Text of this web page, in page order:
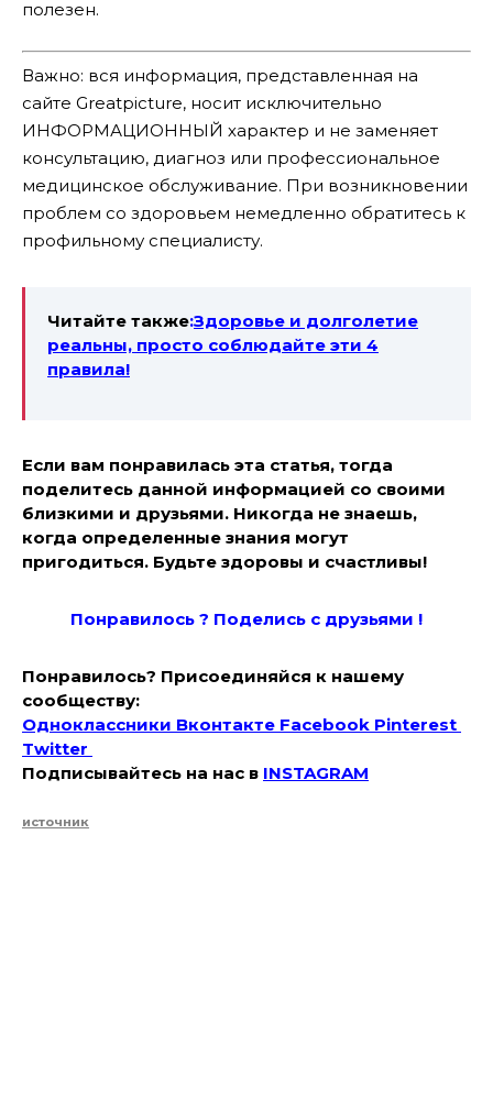
полезен.
Важно: вся информация, представленная на
сайте Greatpicture, носит исключительно
ИНФОРМАЦИОННЫЙ характер и не заменяет
консультацию, диагноз или профессиональное
медицинское обслуживание. При возникновении
проблем со здоровьем немедленно обратитесь к
профильному специалисту.
Читайте также:Здоровье и долголетие
реальны, просто соблюдайте эти 4
правила!
Если вам понравилась эта статья, тогда
поделитесь данной информацией со своими
близкими и друзьями. Никогда не знаешь,
когда определенные знания могут
пригодиться. Будьте здоровы и счастливы!
Понравилось ? Поделись с друзьями !
Понравилось? Присоединяйся к нашему
сообществу:
Одноклассники Вконтакте Facebook Pinterest
Twitter
Подписывайтесь на наc в INSTAGRAM
источник